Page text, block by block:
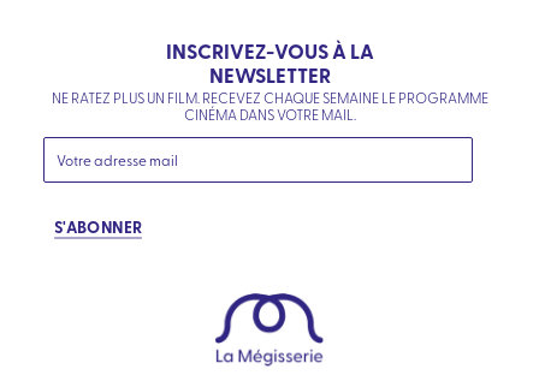
INSCRIVEZ-VOUS À LA
NEWSLETTER
NE RATEZ PLUS UN FILM. RECEVEZ CHAQUE SEMAINE LE PROGRAMME
CINÉMA DANS VOTRE MAIL.
S'ABONNER